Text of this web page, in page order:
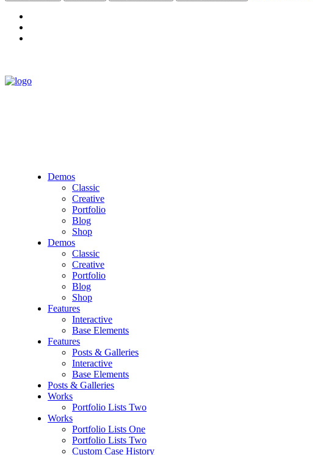
Demos
Classic
Creative
Portfolio
Blog
Shop
Demos
Classic
Creative
Portfolio
Blog
Shop
Features
Interactive
Base Elements
Features
Posts & Galleries
Interactive
Base Elements
Posts & Galleries
Works
Portfolio Lists Two
Works
Portfolio Lists One
Portfolio Lists Two
Custom Case History